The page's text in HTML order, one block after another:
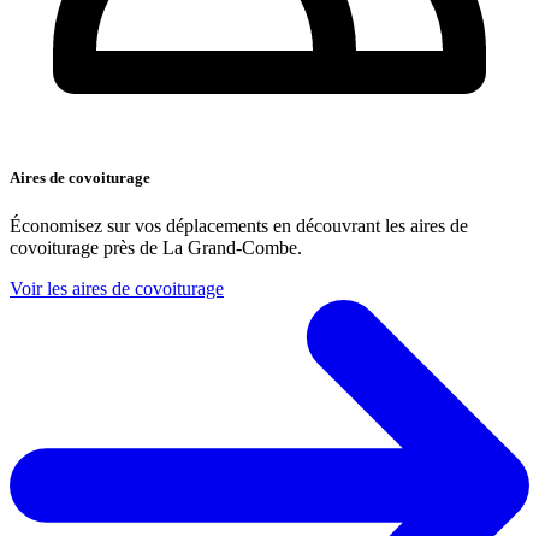
Aires de covoiturage
Économisez sur vos déplacements en découvrant les aires de
covoiturage près de La Grand-Combe.
Voir les aires de covoiturage